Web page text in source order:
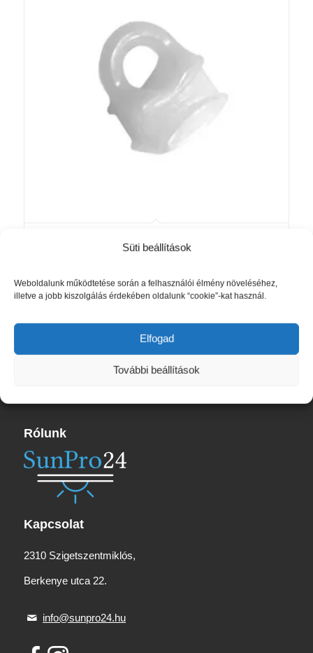
Süti beállítások
Weboldalunk működtetése során a felhasználói élmény növeléséhez,
illetve a jobb kiszolgálás érdekében oldalunk “cookie”-kat használ.
Elfogad
További beállítások
Csúszka alumínium függönysínhez
sínekhez) – 100 darab
1 760 Ft
Rólunk
Kapcsolat
2310 Szigetszentmiklós,
Berkenye utca 22.
info@sunpro24.hu